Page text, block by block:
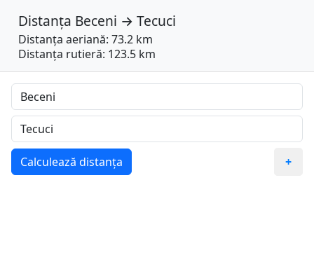
Distanța Beceni → Tecuci
Distanța aeriană: 73.2 km
Distanța rutieră: 123.5 km
Calculează distanța +